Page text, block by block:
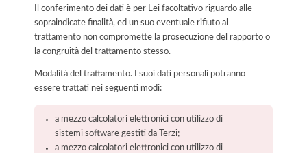
Il conferimento dei dati è per Lei facoltativo riguardo alle
sopraindicate finalità, ed un suo eventuale rifiuto al
trattamento non compromette la prosecuzione del rapporto o
la congruità del trattamento stesso.
Modalità del trattamento. I suoi dati personali potranno
essere trattati nei seguenti modi:
a mezzo calcolatori elettronici con utilizzo di
sistemi software gestiti da Terzi;
a mezzo calcolatori elettronici con utilizzo di